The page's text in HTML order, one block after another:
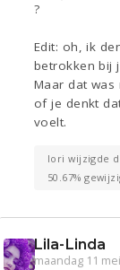
?
Edit: oh, ik
betrokken bij
Maar dat was
of je denkt
voelt.
lori wijzigde
50.67%
Lila-Linda
maandag 11